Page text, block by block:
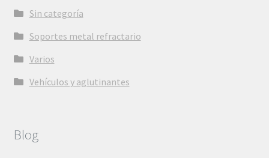
Sin categoría
Soportes metal refractario
Varios
Vehículos y aglutinantes
Blog